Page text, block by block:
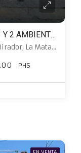
PH CON DOS PROPIEDADES DE 3 Y 2 AMBIENTES MAS LOCAL DE 30 M²
Roque Sáenz Peña 3639, Lomas del Mirador, La Matanza
PHS